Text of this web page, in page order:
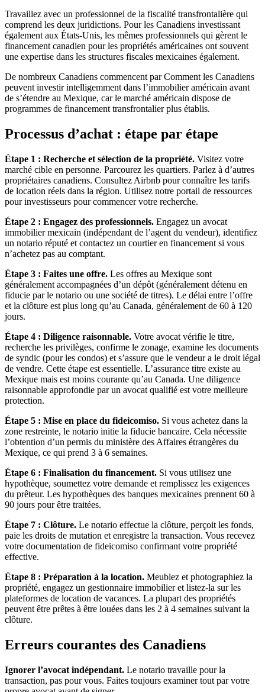
Travaillez avec un professionnel de la fiscalité transfrontalière qui
comprend les deux juridictions. Pour les Canadiens investissant
également aux États-Unis, les mêmes professionnels qui gèrent le
financement canadien pour les propriétés américaines ont souvent
une expertise dans les structures fiscales mexicaines également.
De nombreux Canadiens commencent par Comment les Canadiens
peuvent investir intelligemment dans l’immobilier américain avant
de s’étendre au Mexique, car le marché américain dispose de
programmes de financement transfrontalier plus établis.
Processus d’achat : étape par étape
Étape 1 : Recherche et sélection de la propriété. Visitez votre
marché cible en personne. Parcourez les quartiers. Parlez à d’autres
propriétaires canadiens. Consultez Airbnb pour connaître les tarifs
de location réels dans la région. Utilisez notre portail de ressources
pour investisseurs pour commencer votre recherche.
Étape 2 : Engagez des professionnels. Engagez un avocat
immobilier mexicain (indépendant de l’agent du vendeur), identifiez
un notario réputé et contactez un courtier en financement si vous
n’achetez pas au comptant.
Étape 3 : Faites une offre. Les offres au Mexique sont
généralement accompagnées d’un dépôt (généralement détenu en
fiducie par le notario ou une société de titres). Le délai entre l’offre
et la clôture est plus long qu’au Canada, généralement de 60 à 120
jours.
Étape 4 : Diligence raisonnable. Votre avocat vérifie le titre,
recherche les privilèges, confirme le zonage, examine les documents
de syndic (pour les condos) et s’assure que le vendeur a le droit légal
de vendre. Cette étape est essentielle. L’assurance titre existe au
Mexique mais est moins courante qu’au Canada. Une diligence
raisonnable approfondie par un avocat qualifié est votre meilleure
protection.
Étape 5 : Mise en place du fideicomiso. Si vous achetez dans la
zone restreinte, le notario initie la fiducie bancaire. Cela nécessite
l’obtention d’un permis du ministère des Affaires étrangères du
Mexique, ce qui prend 3 à 6 semaines.
Étape 6 : Finalisation du financement. Si vous utilisez une
hypothèque, soumettez votre demande et remplissez les exigences
du prêteur. Les hypothèques des banques mexicaines prennent 60 à
90 jours pour être traitées.
Étape 7 : Clôture. Le notario effectue la clôture, perçoit les fonds,
paie les droits de mutation et enregistre la transaction. Vous recevez
votre documentation de fideicomiso confirmant votre propriété
effective.
Étape 8 : Préparation à la location. Meublez et photographiez la
propriété, engagez un gestionnaire immobilier et listez-la sur les
plateformes de location de vacances. La plupart des propriétés
peuvent être prêtes à être louées dans les 2 à 4 semaines suivant la
clôture.
Erreurs courantes des Canadiens
Ignorer l’avocat indépendant. Le notario travaille pour la
transaction, pas pour vous. Faites toujours examiner tout par votre